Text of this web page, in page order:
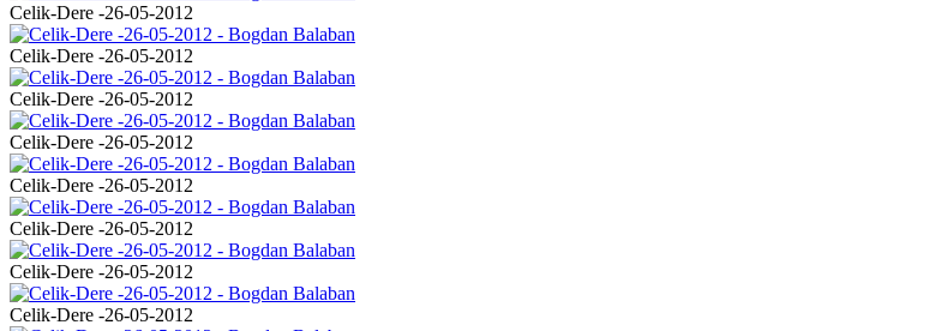
Celik-Dere -26-05-2012
Celik-Dere -26-05-2012
Celik-Dere -26-05-2012
Celik-Dere -26-05-2012
Celik-Dere -26-05-2012
Celik-Dere -26-05-2012
Celik-Dere -26-05-2012
Celik-Dere -26-05-2012